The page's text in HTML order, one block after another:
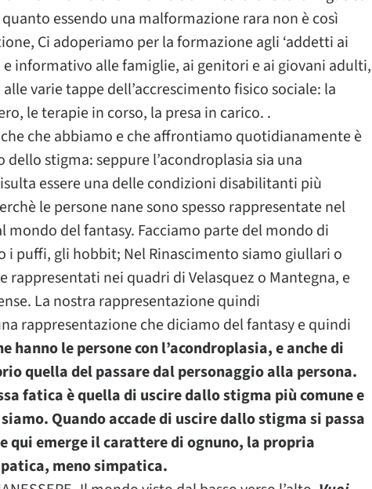
essendo una malformazione rara non è così
Ci adoperiamo per la formazione agli ‘addetti ai
informativo alle famiglie, ai genitori e ai giovani adulti,
varie tappe dell’accrescimento fisico sociale: la
le terapie in corso, la presa in carico. .
che abbiamo e che affrontiamo quotidianamente è
stigma: seppure l’acondroplasia sia una
essere una delle condizioni disabilitanti più
le persone nane sono spesso rappresentate nel
mondo del fantasy. Facciamo parte del mondo di
i puffi, gli hobbit; Nel Rinascimento siamo giullari o
rappresentati nei quadri di Velasquez o Mantegna, e
La nostra rappresentazione quindi
rappresentazione che diciamo del fantasy e quindi
hanno le persone con l’acondroplasia, e anche di
quella del passare dal personaggio alla persona.
fatica è quella di uscire dallo stigma più comune e
Quando accade di uscire dallo stigma si passa
qui emerge il carattere di ognuno, la propria
meno simpatica.